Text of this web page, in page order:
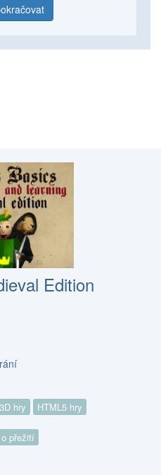
Edition
3D hry HTML5 hry
přežití